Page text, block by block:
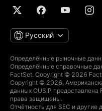
Русский
Определённые рыночные
Определённые справочные
FactSet. Copyright © 2026
Copyright © 2026,
данных CUSIP предоставлена
права защищены.
Отчётность для SEC и другие